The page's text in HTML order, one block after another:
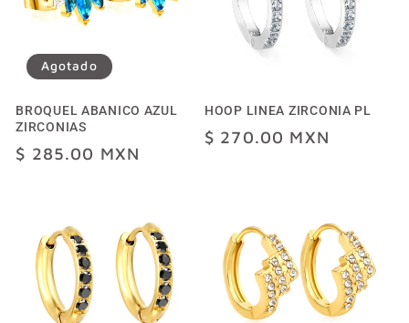
Agotado
BROQUEL ABANICO AZUL
ZIRCONIAS
Precio
$ 285.00 MXN
HOOP LINEA ZIRCONIA PL
Precio
$ 270.00 MXN